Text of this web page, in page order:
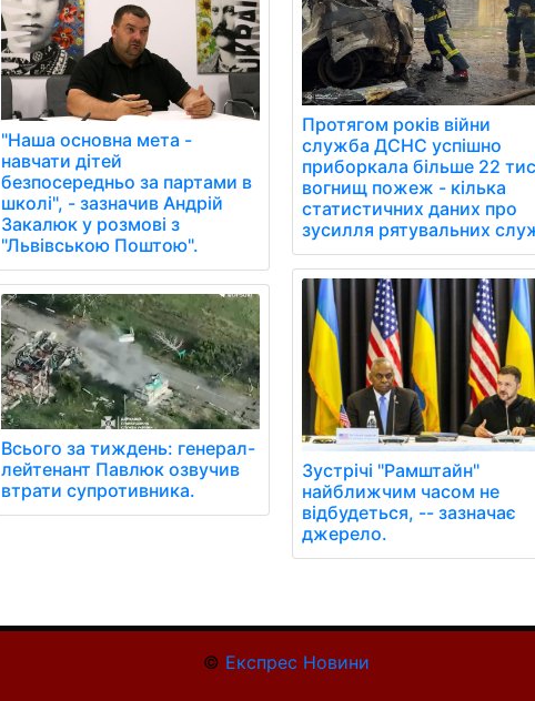
"Наша основна мета -
навчати дітей
безпосередньо за партами в
школі", - зазначив Андрій
Закалюк у розмові з
"Львівською Поштою".
Всього за тиждень: генерал-
лейтенант Павлюк озвучив
втрати супротивника.
Протягом років війни
служба ДСНС успішно
приборкала більше 22
вогнищ пожеж - кілька
статистичних даних про
зусилля рятувальних
Зустрічі "Рамштайн"
найближчим часом не
відбудеться, -- зазначає
джерело.
© Експрес Новини